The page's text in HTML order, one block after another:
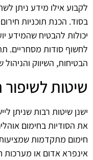
לקבוע אילו מידע ניתן
בסוד. הכנת תוכניות
יכולות להבטיח שהמידע
לחשוף סודות מסחריים.
הבטיחות, השיווק
שיטות לשיפור
ישנן שיטות רבות שניתן
את הסודיות בחימום
חימום מתקדמות שמציעות
אינפרא אדום או מערכות